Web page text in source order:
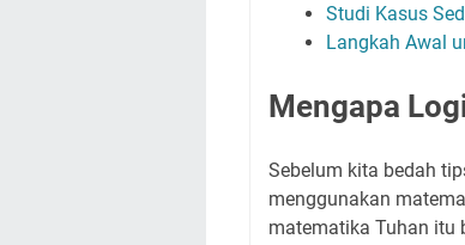
Studi Kasus
Langkah Awal
Mengapa
Sebelum kita bedah
menggunakan
matematika Tuhan itu